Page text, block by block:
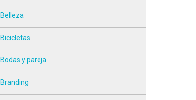
Belleza
Bicicletas
Bodas y pareja
Branding